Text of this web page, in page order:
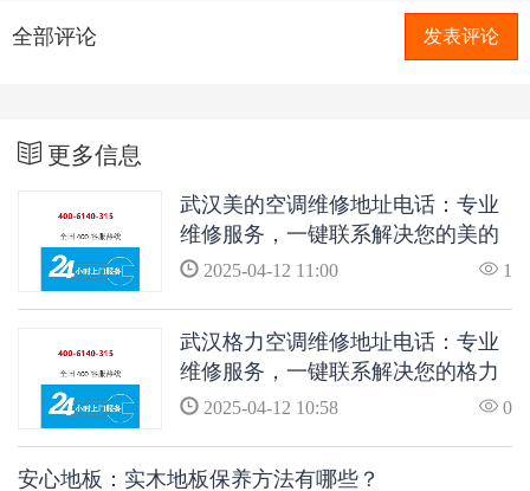
全部评论 发表评论
更多信息
武汉美的空调维修地址电话：专业
维修服务，一键联系解决您的美的
空调问题
2025-04-12 11:00 1
武汉格力空调维修地址电话：专业
维修服务，一键联系解决您的格力
空调问题
2025-04-12 10:58 0
安心地板：实木地板保养方法有哪些？